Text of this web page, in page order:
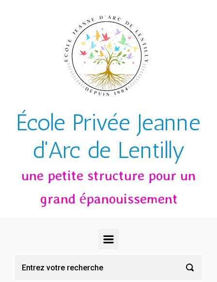
École Privée Jeanne
d'Arc de Lentilly
une petite structure pour un
grand épanouissement